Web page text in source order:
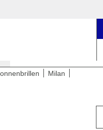
Milan
bis breite Kopfgrößen